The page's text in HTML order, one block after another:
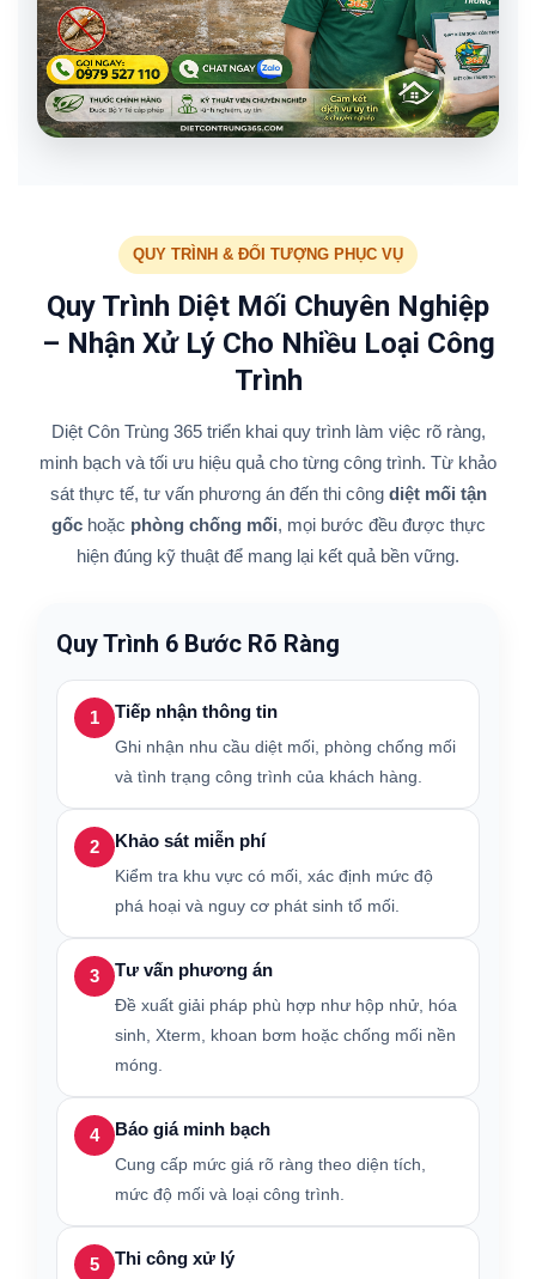
QUY TRÌNH & ĐỐI TƯỢNG PHỤC VỤ
Quy Trình Diệt Mối Chuyên Nghiệp
– Nhận Xử Lý Cho Nhiều Loại Công
Trình
Diệt Côn Trùng 365 triển khai quy trình làm việc rõ ràng,
minh bạch và tối ưu hiệu quả cho từng công trình. Từ khảo
sát thực tế, tư vấn phương án đến thi công diệt mối tận
gốchoặc phòng chống mối, mọi bước đều được thực
hiện đúng kỹ thuật để mang lại kết quả bền vững.
Quy Trình 6 Bước Rõ Ràng
1 Tiếp nhận thông tin
Ghi nhận nhu cầu diệt mối, phòng chống mối
và tình trạng công trình của khách hàng.
2 Khảo sát miễn phí
Kiểm tra khu vực có mối, xác định mức độ
phá hoại và nguy cơ phát sinh tổ mối.
3 Tư vấn phương án
Đề xuất giải pháp phù hợp như hộp nhử, hóa
sinh, Xterm, khoan bơm hoặc chống mối nền
móng.
4 Báo giá minh bạch
Cung cấp mức giá rõ ràng theo diện tích,
mức độ mối và loại công trình.
5 Thi công xử lý